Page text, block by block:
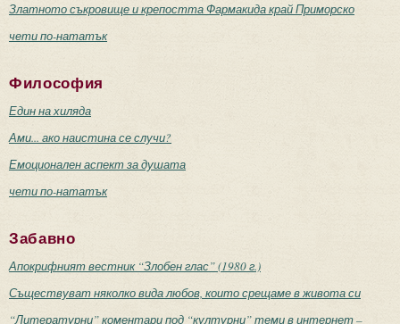
Златното съкровище и крепостта Фармакида край Приморско
чети по-нататък
Философия
Един на хиляда
Ами... ако наистина се случи?
Емоционален аспект за душата
чети по-нататък
Забавно
Апокрифният вестник “Злобен глас” (1980 г.)
Съществуват няколко вида любов, които срещаме в живота си
“Литературни” коментари под “културни” теми в интернет –